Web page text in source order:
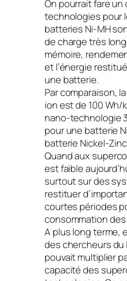
On pourrait fare
technologies pour
batteries Ni-MH
de charge très
mémoire,
et l’énergie
une batterie.
Par comparaison,
ion est de 100
nano-technologie
pour une batterie
batterie Nickel-
Quand aux
est faible
surtout sur des
restituer
courtes périodes
consommation
A plus long terme,
des chercheurs du
pouvait multiplier
capacité des